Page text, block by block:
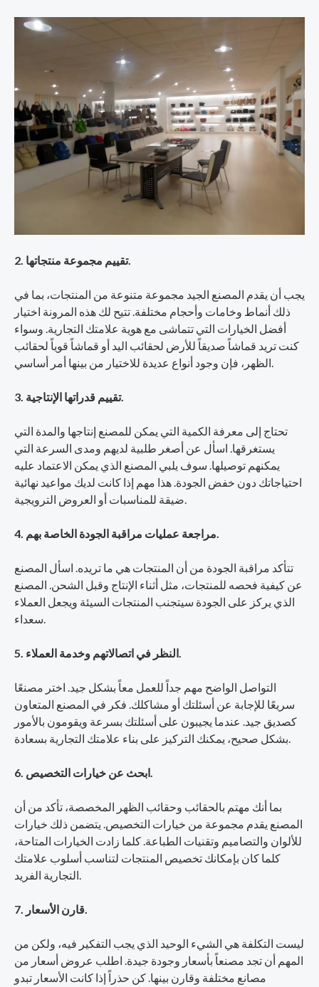
2. تقييم مجموعة منتجاتها.
يجب أن يقدم المصنع الجيد مجموعة متنوعة من المنتجات، بما في
ذلك أنماط وخامات وأحجام مختلفة. تتيح لك هذه المرونة اختيار
أفضل الخيارات التي تتماشى مع هوية علامتك التجارية. وسواء
كنت تريد قماشاً صديقاً للأرض لحقائب اليد أو قماشاً قوياً لحقائب
الظهر، فإن وجود أنواع عديدة للاختيار من بينها أمر أساسي.
3. تقييم قدراتها الإنتاجية.
تحتاج إلى معرفة الكمية التي يمكن للمصنع إنتاجها والمدة التي
يستغرقها. اسأل عن أصغر طلبية لديهم ومدى السرعة التي
يمكنهم توصيلها. سوف يلبي المصنع الذي يمكن الاعتماد عليه
احتياجاتك دون خفض الجودة. هذا مهم إذا كانت لديك مواعيد نهائية
ضيقة للمناسبات أو العروض الترويجية.
4. مراجعة عمليات مراقبة الجودة الخاصة بهم.
تتأكد مراقبة الجودة من أن المنتجات هي ما تريده. اسأل المصنع
عن كيفية فحصه للمنتجات، مثل أثناء الإنتاج وقبل الشحن. المصنع
الذي يركز على الجودة سيتجنب المنتجات السيئة ويجعل العملاء
سعداء.
5. النظر في اتصالاتهم وخدمة العملاء.
التواصل الواضح مهم جداً للعمل معاً بشكل جيد. اختر مصنعًا
سريعًا للإجابة عن أسئلتك أو مشاكلك. فكر في المصنع المتعاون
كصديق جيد. عندما يجيبون على أسئلتك بسرعة ويقومون بالأمور
بشكل صحيح، يمكنك التركيز على بناء علامتك التجارية بسعادة.
6. ابحث عن خيارات التخصيص.
بما أنك مهتم بالحقائب وحقائب الظهر المخصصة، تأكد من أن
المصنع يقدم مجموعة من خيارات التخصيص. يتضمن ذلك خيارات
للألوان والتصاميم وتقنيات الطباعة. كلما زادت الخيارات المتاحة،
كلما كان بإمكانك تخصيص المنتجات لتناسب أسلوب علامتك
التجارية الفريد.
7. قارن الأسعار.
ليست التكلفة هي الشيء الوحيد الذي يجب التفكير فيه، ولكن من
المهم أن تجد مصنعاً بأسعار وجودة جيدة. اطلب عروض أسعار من
مصانع مختلفة وقارن بينها. كن حذراً إذا كانت الأسعار تبدو